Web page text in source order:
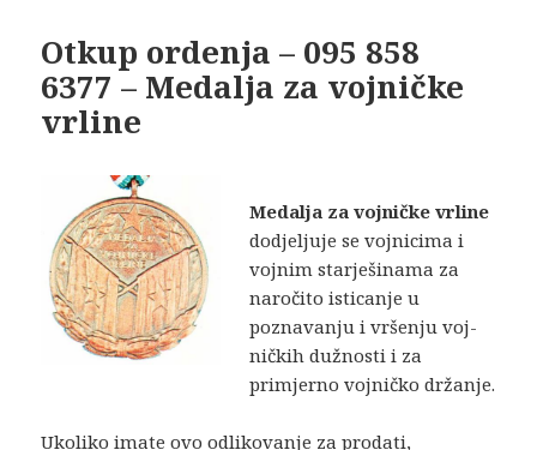
Otkup ordenja – 095 858
6377 – Medalja za vojničke
vrline
Medalja za vojničke vrline
dodjeljuje se vojnicima i
vojnim starješinama za
naro­čito isticanje u
poznavanju i vršenju voj­
ničkih dužnosti i za
primjerno vojničko dr­žanje.
Ukoliko imate ovo odlikovanje za prodati,